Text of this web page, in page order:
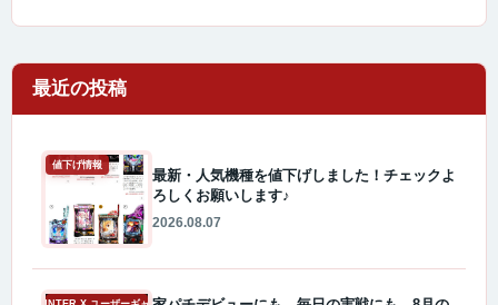
最近の投稿
値下げ情報
最新・人気機種を値下げしました！チェックよ
ろしくお願いします♪
2026.08.07